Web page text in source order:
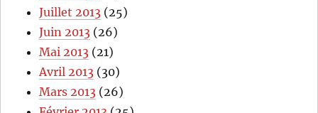
Juillet 2013 (25)
Juin 2013 (26)
Mai 2013 (21)
Avril 2013 (30)
Mars 2013 (26)